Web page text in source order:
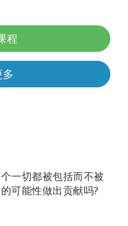
程
一切都被包括而不被
可能性做出贡献吗?